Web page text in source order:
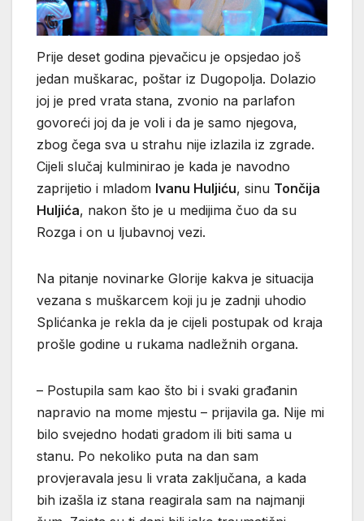
Prije deset godina pjevačicu je opsjedao još
jedan muškarac, poštar iz Dugopolja. Dolazio
joj je pred vrata stana, zvonio na parlafon
govoreći joj da je voli i da je samo njegova,
zbog čega sva u strahu nije izlazila iz zgrade.
Cijeli slučaj kulminirao je kada je navodno
zaprijetio i mladom Ivanu Huljiću, sinu Tončija
Huljića, nakon što je u medijima čuo da su
Rozga i on u ljubavnoj vezi.
Na pitanje novinarke Glorije kakva je situacija
vezana s muškarcem koji ju je zadnji uhodio
Splićanka je rekla da je cijeli postupak od kraja
prošle godine u rukama nadležnih organa.
– Postupila sam kao što bi i svaki građanin
napravio na mome mjestu – prijavila ga. Nije mi
bilo svejedno hodati gradom ili biti sama u
stanu. Po nekoliko puta na dan sam
provjeravala jesu li vrata zaključana, a kada
bih izašla iz stana reagirala sam na najmanji